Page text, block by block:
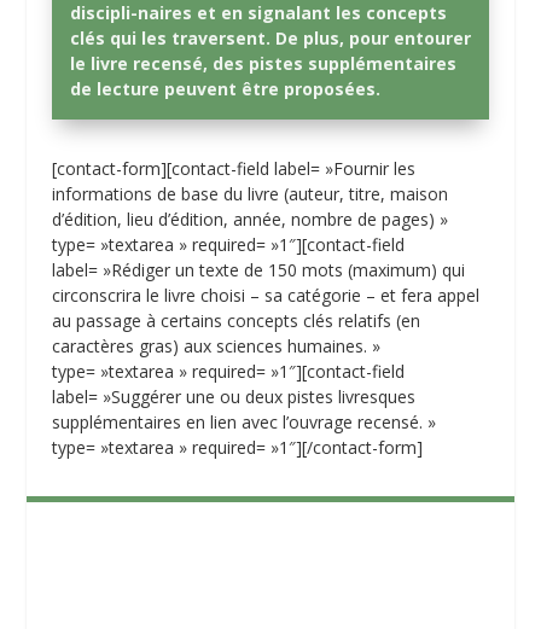
discipli-naires et en signalant les concepts
clés qui les traversent. De plus, pour entourer
le livre recensé, des pistes supplémentaires
de lecture peuvent être proposées.
[contact-form][contact-field label= »Fournir les
informations de base du livre (auteur, titre, maison
d’édition, lieu d’édition, année, nombre de pages) »
type= »textarea » required= »1″][contact-field
label= »Rédiger un texte de 150 mots (maximum) qui
circonscrira le livre choisi – sa catégorie – et fera appel
au passage à certains concepts clés relatifs (en
caractères gras) aux sciences humaines. »
type= »textarea » required= »1″][contact-field
label= »Suggérer une ou deux pistes livresques
supplémentaires en lien avec l’ouvrage recensé. »
type= »textarea » required= »1″][/contact-form]